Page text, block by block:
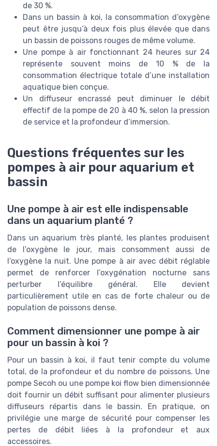
de 30 %.
Dans un bassin à koi, la consommation d’oxygène
peut être jusqu’à deux fois plus élevée que dans
un bassin de poissons rouges de même volume.
Une pompe à air fonctionnant 24 heures sur 24
représente souvent moins de 10 % de la
consommation électrique totale d’une installation
aquatique bien conçue.
Un diffuseur encrassé peut diminuer le débit
effectif de la pompe de 20 à 40 %, selon la pression
de service et la profondeur d’immersion.
Questions fréquentes sur les
pompes à air pour aquarium et
bassin
Une pompe à air est elle indispensable
dans un aquarium planté ?
Dans un aquarium très planté, les plantes produisent
de l’oxygène le jour, mais consomment aussi de
l’oxygène la nuit. Une pompe à air avec débit réglable
permet de renforcer l’oxygénation nocturne sans
perturber l’équilibre général. Elle devient
particulièrement utile en cas de forte chaleur ou de
population de poissons dense.
Comment dimensionner une pompe à air
pour un bassin à koi ?
Pour un bassin à koi, il faut tenir compte du volume
total, de la profondeur et du nombre de poissons. Une
pompe Secoh ou une pompe koi flow bien dimensionnée
doit fournir un débit suffisant pour alimenter plusieurs
diffuseurs répartis dans le bassin. En pratique, on
privilégie une marge de sécurité pour compenser les
pertes de débit liées à la profondeur et aux
accessoires.